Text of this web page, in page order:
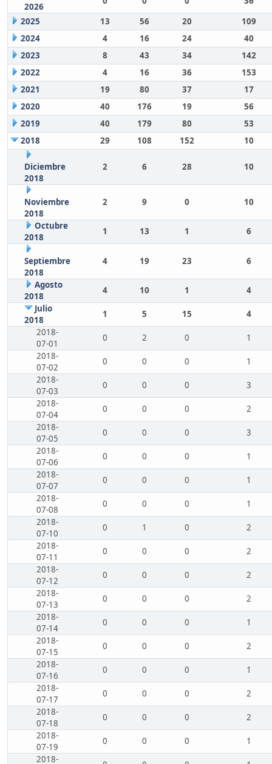
2026
2025
13 56 20
109
2024
4 16 24
40
2023
8 43 34
142
2022
4 16 36
153
2021
19 80 37
17
2020
40 176 19
56
2019
40 179 80
53
2018
29 108 152 10
Diciembre
2018
2 6 28 10
Noviembre
2018
2 9 0 10
Octubre
2018
1 13 1 6
Septiembre
2018
4 19 23 6
Agosto
2018
4 10 1
4
Julio
2018
1 5 15
4
2018-
07-01
0 2 0
1
2018-
07-02
0 0 0
1
2018-
07-03
0 0 0
3
2018-
07-04
0 0 0
2
2018-
07-05
0 0 0
3
2018-
07-06
0 0 0
1
2018-
07-07
0 0 0
1
2018-
07-08
0 0 0
1
2018-
07-10
0 1 0
2
2018-
07-11
0 0 0
2
2018-
07-12
0 0 0
2
2018-
07-13
0 0 0
2
2018-
07-14
0 0 0
1
2018-
07-15
0 0 0
2
2018-
07-16
0 0 0
1
2018-
07-17
0 0 0
2
2018-
07-18
0 0 0
2
2018-
07-19
0 0 0
1
2018-